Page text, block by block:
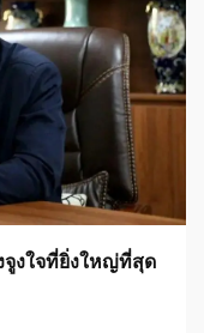
งใจที่ยิ่งใหญ่ที่สุด